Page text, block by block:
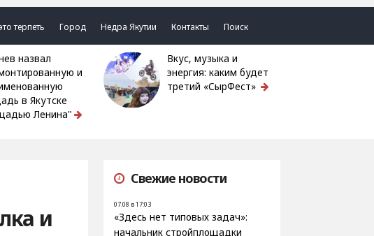
терпеть Город Недра Якутии Контакты Поиск
и
в Якутске
Ленина"
Вкус, музыка и
энергия: каким будет
третий «СырФест»
и
Свежие новости
07.08 в 17:03
«Здесь нет типовых задач»:
начальник стройплощадки